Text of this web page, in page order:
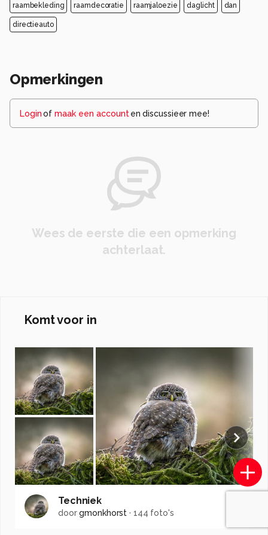
raambekleding raamdecoratie raamjaloezie daglicht dan
directieauto
Opmerkingen
Loginof maak een account en discussieer mee!
Wees de eerste die een opmerking
achterlaat.
Komt voor in
Techniek
doorgmonkhorst · 144 foto's